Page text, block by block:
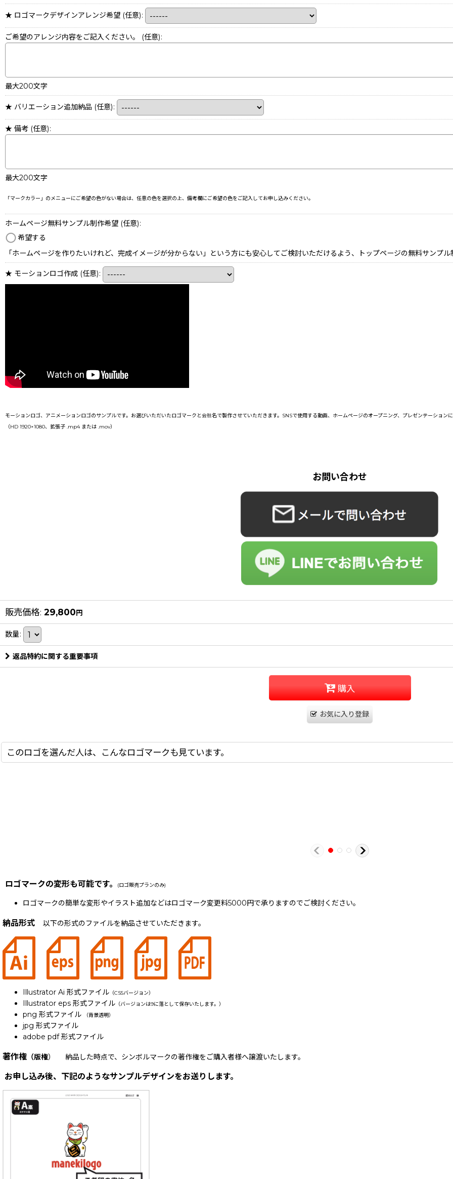
★ ロゴマークデザインアレンジ希望 (任意):
ご希望のアレンジ内容をご記入ください。 (任意):
最大200文字
★ バリエーション追加納品 (任意):
★ 備考 (任意):
最大200文字
「マークカラー」のメニューにご希望の色がない場合は、任意の色を選択の上、備考欄にご希望の色をご記入してお申し込みください。
ホームページ無料サンプル制作希望 (任意):
希望する
「ホームページを作りたいけれど、完成イメージが分からない」という方にも安心してご検討いただけるよう、トップページの無料サンプル
★ モーションロゴ作成 (任意):
モーションロゴ、アニメーションロゴのサンプルです。お選びいただいたロゴマークと会社名で製作させていただきます。SNSで使用する動画、ホームページのオープニング、プレゼンテーショ
（HD 1920×1080、拡張子 .mp4 または .mov）
お問い合わせ
販売価格: 29,800円
数量:
返品特約に関する重要事項
購入
お気に入り登録
このロゴを選んだ人は、こんなロゴマークも見ています。
ロゴマークの変形も可能です。 (ロゴ販売プランのみ)
ロゴマークの簡単な変形やイラスト追加などはロゴマーク変更料5000円で承りますのでご検討ください。
納品形式 以下の形式のファイルを納品させていただきます。
Illustrator Ai 形式ファイル （CS5バージョン）
Illustrator eps 形式ファイル （バージョンは9に落として保存いたします。）
png 形式ファイル （背景透明）
jpg 形式ファイル
adobe pdf 形式ファイル
著作権 （版権） 納品した時点で、シンボルマークの著作権をご購入者様へ譲渡いたします。
お申し込み後、下記のようなサンプルデザインをお送りします。